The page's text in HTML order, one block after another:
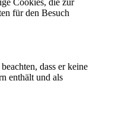
Cookies, die zur
für den Besuch
dass er keine
enthält und als